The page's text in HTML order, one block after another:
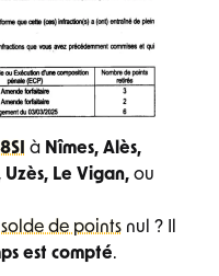
à Nîmes, Alès,
Le Vigan, ou
solde de points nul ? Il
est compté.